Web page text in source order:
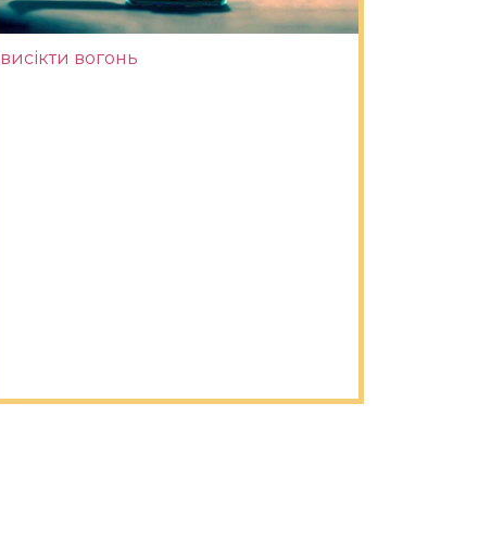
висікти вогонь